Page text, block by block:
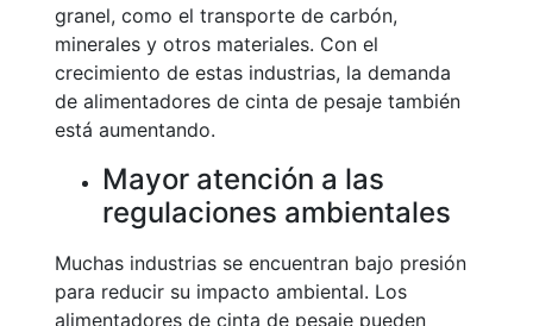
granel, como el transporte de carbón,
minerales y otros materiales. Con el
crecimiento de estas industrias, la demanda
de alimentadores de cinta de pesaje también
está aumentando.
Mayor atención a las
regulaciones ambientales
Muchas industrias se encuentran bajo presión
para reducir su impacto ambiental. Los
alimentadores de cinta de pesaje pueden